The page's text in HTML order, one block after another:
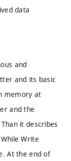
data
and
and its basic
memory at
and the
it describes
Write
At the end of